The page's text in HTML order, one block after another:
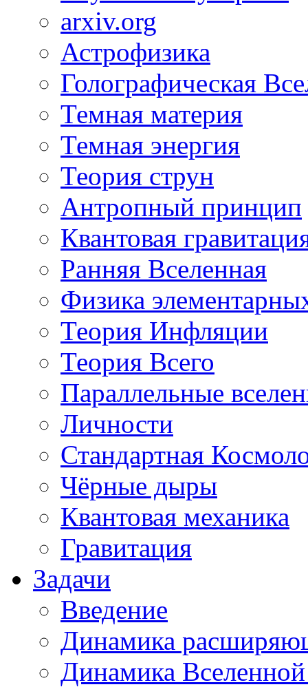
arxiv.org
Астрофизика
Голографическая
Темная материя
Темная энергия
Теория струн
Антропный принцип
Квантовая
Ранняя Вселенная
Физика
Теория Инфляции
Теория Всего
Параллельные
Личности
Стандартная
Чёрные дыры
Квантовая механика
Гравитация
Задачи
Введение
Динамика
Динамика